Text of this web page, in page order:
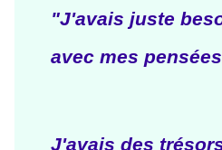
"J'avais juste
avec mes
J'avais des